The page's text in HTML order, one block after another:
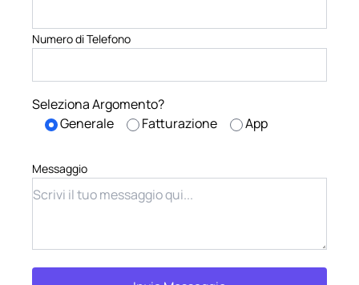
Numero di Telefono
Seleziona Argomento?
Generale
Fatturazione App
Messaggio